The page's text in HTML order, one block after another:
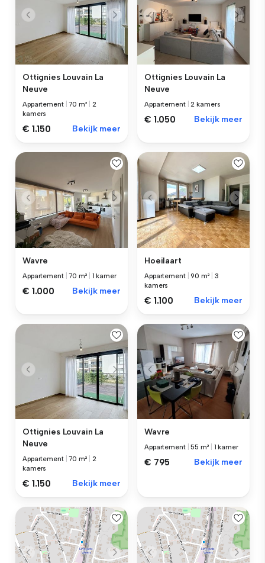
Ottignies Louvain La
Neuve
Appartement |70 m²
2
kamers
€ 1.150 Bekijk meer
Ottignies Louvain La
Neuve
Appartement |2 kamers
€ 1.050 Bekijk meer
Wavre
Appartement |70 m² 1 kamer
€ 1.000 Bekijk meer
Hoeilaart
Appartement |90 m²
3
kamers
€ 1.100 Bekijk meer
Ottignies Louvain La
Neuve
Appartement |70 m²
2
kamers
€ 1.150 Bekijk meer
Wavre
Appartement |55 m² 1 kamer
€ 795 Bekijk meer